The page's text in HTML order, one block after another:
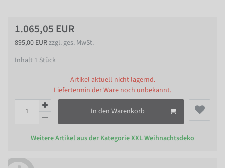
1.065,05 EUR
895,00 EURzzgl. ges. MwSt.
Inhalt 1 Stück
Artikel aktuell nicht lagernd.
Liefertermin der Ware noch unbekannt.
In den Warenkorb
Weitere Artikel aus der KategorieXXL Weihnachtsdeko